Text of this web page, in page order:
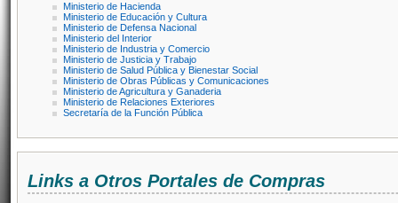
Ministerio de Hacienda
Ministerio de Educación y Cultura
Ministerio de Defensa Nacional
Ministerio del Interior
Ministerio de Industria y Comercio
Ministerio de Justicia y Trabajo
Ministerio de Salud Pública y Bienestar Social
Ministerio de Obras Públicas y Comunicaciones
Ministerio de Agricultura y Ganaderia
Ministerio de Relaciones Exteriores
Secretaría de la Función Pública
Links a Otros Portales de Compras